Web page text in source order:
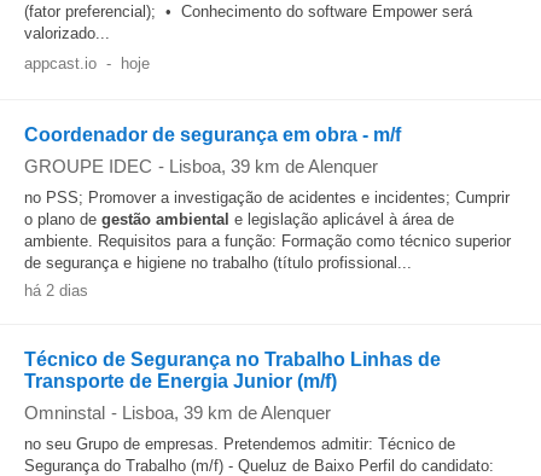
(fator preferencial); • Conhecimento do software Empower será
valorizado...
appcast.io - hoje
Coordenador de segurança em obra - m/f
GROUPE IDEC - Lisboa, 39 km de Alenquer
no PSS; Promover a investigação de acidentes e incidentes; Cumprir
o plano de gestão ambiental e legislação aplicável à área de
ambiente. Requisitos para a função: Formação como técnico superior
de segurança e higiene no trabalho (título profissional...
há 2 dias
Técnico de Segurança no Trabalho Linhas de
Transporte de Energia Junior (m/f)
Omninstal - Lisboa, 39 km de Alenquer
no seu Grupo de empresas. Pretendemos admitir: Técnico de
Segurança do Trabalho (m/f) - Queluz de Baixo Perfil do candidato: